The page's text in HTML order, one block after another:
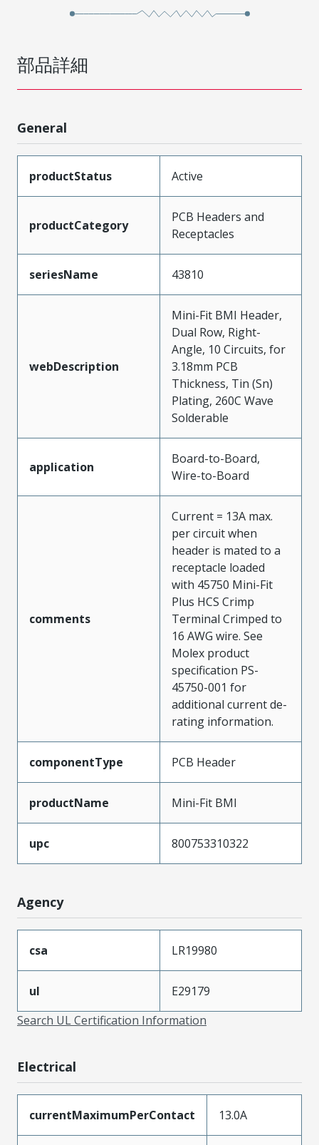
部品詳細
General
productStatus Active
productCategory
PCB Headers and
Receptacles
seriesName 43810
webDescription
Mini-Fit BMI Header,
Dual Row, Right-
Angle, 10 Circuits, for
3.18mm PCB
Thickness, Tin (Sn)
Plating, 260C Wave
Solderable
application
Board-to-Board,
Wire-to-Board
comments
Current = 13A max.
per circuit when
header is mated to a
receptacle loaded
with 45750 Mini-Fit
Plus HCS Crimp
Terminal Crimped to
16 AWG wire. See
Molex product
specification PS-
45750-001 for
additional current de-
rating information.
componentType PCB Header
productName Mini-Fit BMI
upc 800753310322
Agency
csa LR19980
ul
E29179
Search UL Certification Information
Electrical
currentMaximumPerContact 13.0A